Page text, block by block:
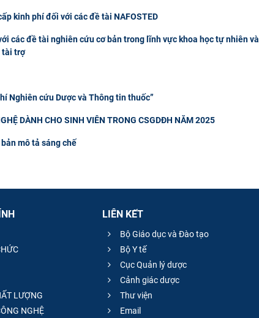
kinh phí đối với các đề tài NAFOSTED
các đề tài nghiên cứu cơ bản trong lĩnh vực khoa học tự nhiên và
tài trợ
Nghiên cứu Dược và Thông tin thuốc”
DÀNH CHO SINH VIÊN TRONG CSGDĐH NĂM 2025
mô tả sáng chế
LƯỢNG
NGHỆ
LIÊN KẾT
Bộ Giáo dục và Đào tạo
Bộ Y tế
Cục Quản lý dược
Cảnh giác dược
Thư viện
Email